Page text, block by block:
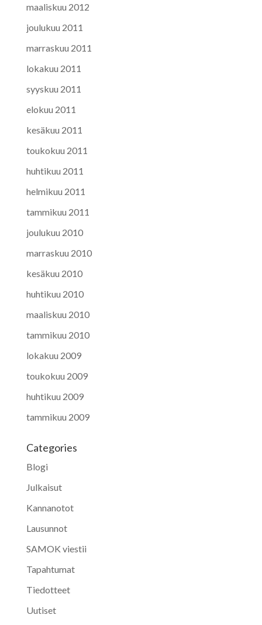
maaliskuu 2012
joulukuu 2011
marraskuu 2011
lokakuu 2011
syyskuu 2011
elokuu 2011
kesäkuu 2011
toukokuu 2011
huhtikuu 2011
helmikuu 2011
tammikuu 2011
joulukuu 2010
marraskuu 2010
kesäkuu 2010
huhtikuu 2010
maaliskuu 2010
tammikuu 2010
lokakuu 2009
toukokuu 2009
huhtikuu 2009
tammikuu 2009
Categories
Blogi
Julkaisut
Kannanotot
Lausunnot
SAMOK viestii
Tapahtumat
Tiedotteet
Uutiset